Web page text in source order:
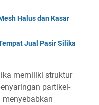
Halus dan Kasar
Jual Pasir Silika
memiliki struktur
partikel-
menyebabkan